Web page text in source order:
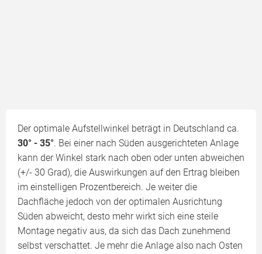
Der optimale Aufstellwinkel beträgt in Deutschland ca.
30° - 35°. Bei einer nach Süden ausgerichteten Anlage
kann der Winkel stark nach oben oder unten abweichen
(+/- 30 Grad), die Auswirkungen auf den Ertrag bleiben
im einstelligen Prozentbereich. Je weiter die
Dachfläche jedoch von der optimalen Ausrichtung
Süden abweicht, desto mehr wirkt sich eine steile
Montage negativ aus, da sich das Dach zunehmend
selbst verschattet. Je mehr die Anlage also nach Osten